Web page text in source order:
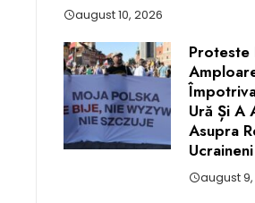
august 10, 2026
Proteste
Ură Și A
Asupra
Ucraineni
august